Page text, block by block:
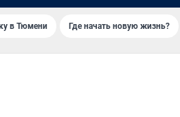
в Тюмени Где начать новую жизнь?